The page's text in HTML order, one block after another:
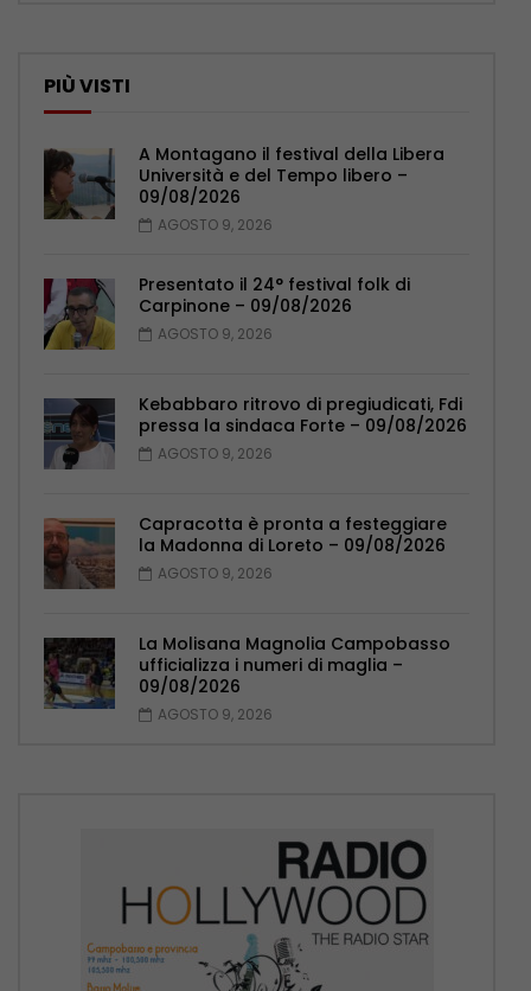
PIÙ VISTI
A Montagano il festival della Libera
Università e del Tempo libero –
09/08/2026
AGOSTO 9, 2026
Presentato il 24° festival folk di
Carpinone – 09/08/2026
AGOSTO 9, 2026
Kebabbaro ritrovo di pregiudicati, Fdi
pressa la sindaca Forte – 09/08/2026
AGOSTO 9, 2026
Capracotta è pronta a festeggiare
la Madonna di Loreto – 09/08/2026
AGOSTO 9, 2026
La Molisana Magnolia Campobasso
ufficializza i numeri di maglia –
09/08/2026
AGOSTO 9, 2026